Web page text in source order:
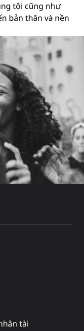
tôi cũng như
bản thân và nền
tài